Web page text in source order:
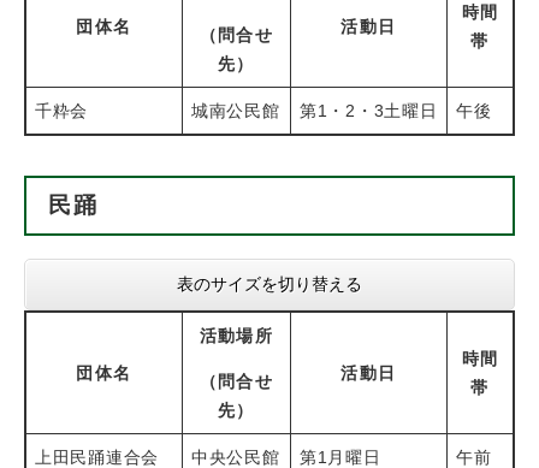
団体名
（問合せ
先）
活動日
時間
帯
千粋会 城南公民館 第1・2・3土曜日 午後
民踊
表のサイズを切り替える
団体名
活動場所
（問合せ
先）
活動日
時間
帯
上田民踊連合会 中央公民館 第1月曜日 午前